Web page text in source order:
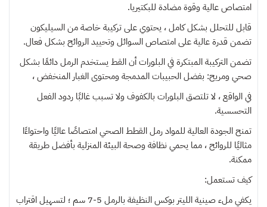
امتصاص عالية وقوة مضادة للبكتيريا.
قابل للتحلل بشكل كامل ، يحتوي على تركيبة خاصة من السيليكون
تضمن قدرة عالية على امتصاص السوائل وتحييد الروائح بشكل فعال.
تضمن التركيبة المبتكرة في البلورات أن القط يستخدم الرمل دائمًا بشكل
صحي ومريح: بفضل الحبيبات المدمجة ومحتوى الغبار المنخفض ،
في الواقع ، لا تلتصق البلورات بالكفوف ولا تسبب غالبًا ردود الفعل
التحسسية.
تمنح الجودة العالية للمواد رمل القطط الصحي امتصاصًا عاليًا واحتواءًا
مثاليًا للروائح ، مما يحمي نظافة وصحة البيئة المنزلية بأفضل طريقة
ممكنة.
كيف تستعمل:
يكفي ملء صينية الليتر بوكس النظيفة بالرمل 5-7 سم ؛ لتسهيل اقتراب